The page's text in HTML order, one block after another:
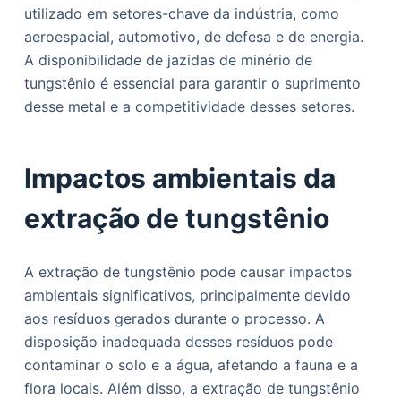
utilizado em setores-chave da indústria, como
aeroespacial, automotivo, de defesa e de energia.
A disponibilidade de jazidas de minério de
tungstênio é essencial para garantir o suprimento
desse metal e a competitividade desses setores.
Impactos ambientais da
extração de tungstênio
A extração de tungstênio pode causar impactos
ambientais significativos, principalmente devido
aos resíduos gerados durante o processo. A
disposição inadequada desses resíduos pode
contaminar o solo e a água, afetando a fauna e a
flora locais. Além disso, a extração de tungstênio